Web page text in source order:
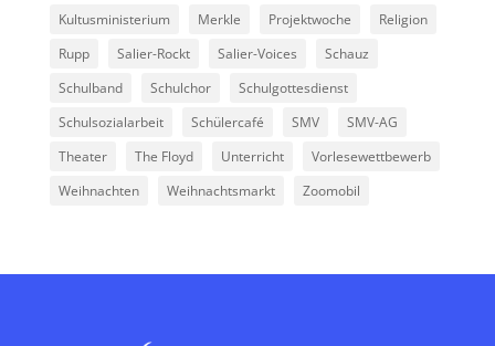
Kultusministerium
Merkle Projektwoche
Religion
Rupp
Salier-Rockt Salier-Voices
Schauz
Schulband
Schulchor
Schulgottesdienst
Schulsozialarbeit
Schülercafé SMV
SMV-AG
Theater
The Floyd Unterricht
Vorlesewettbewerb
Weihnachten
Weihnachtsmarkt Zoomobil